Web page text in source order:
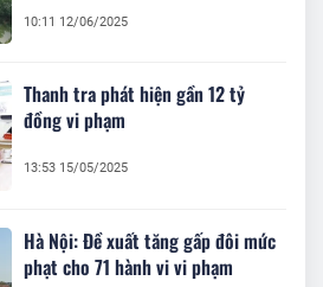
10:11 12/06/2025
Thanh tra phát hiện gần 12 tỷ
đồng vi phạm
13:53 15/05/2025
Hà Nội: Đề xuất tăng gấp đôi mức
phạt cho 71 hành vi vi phạm